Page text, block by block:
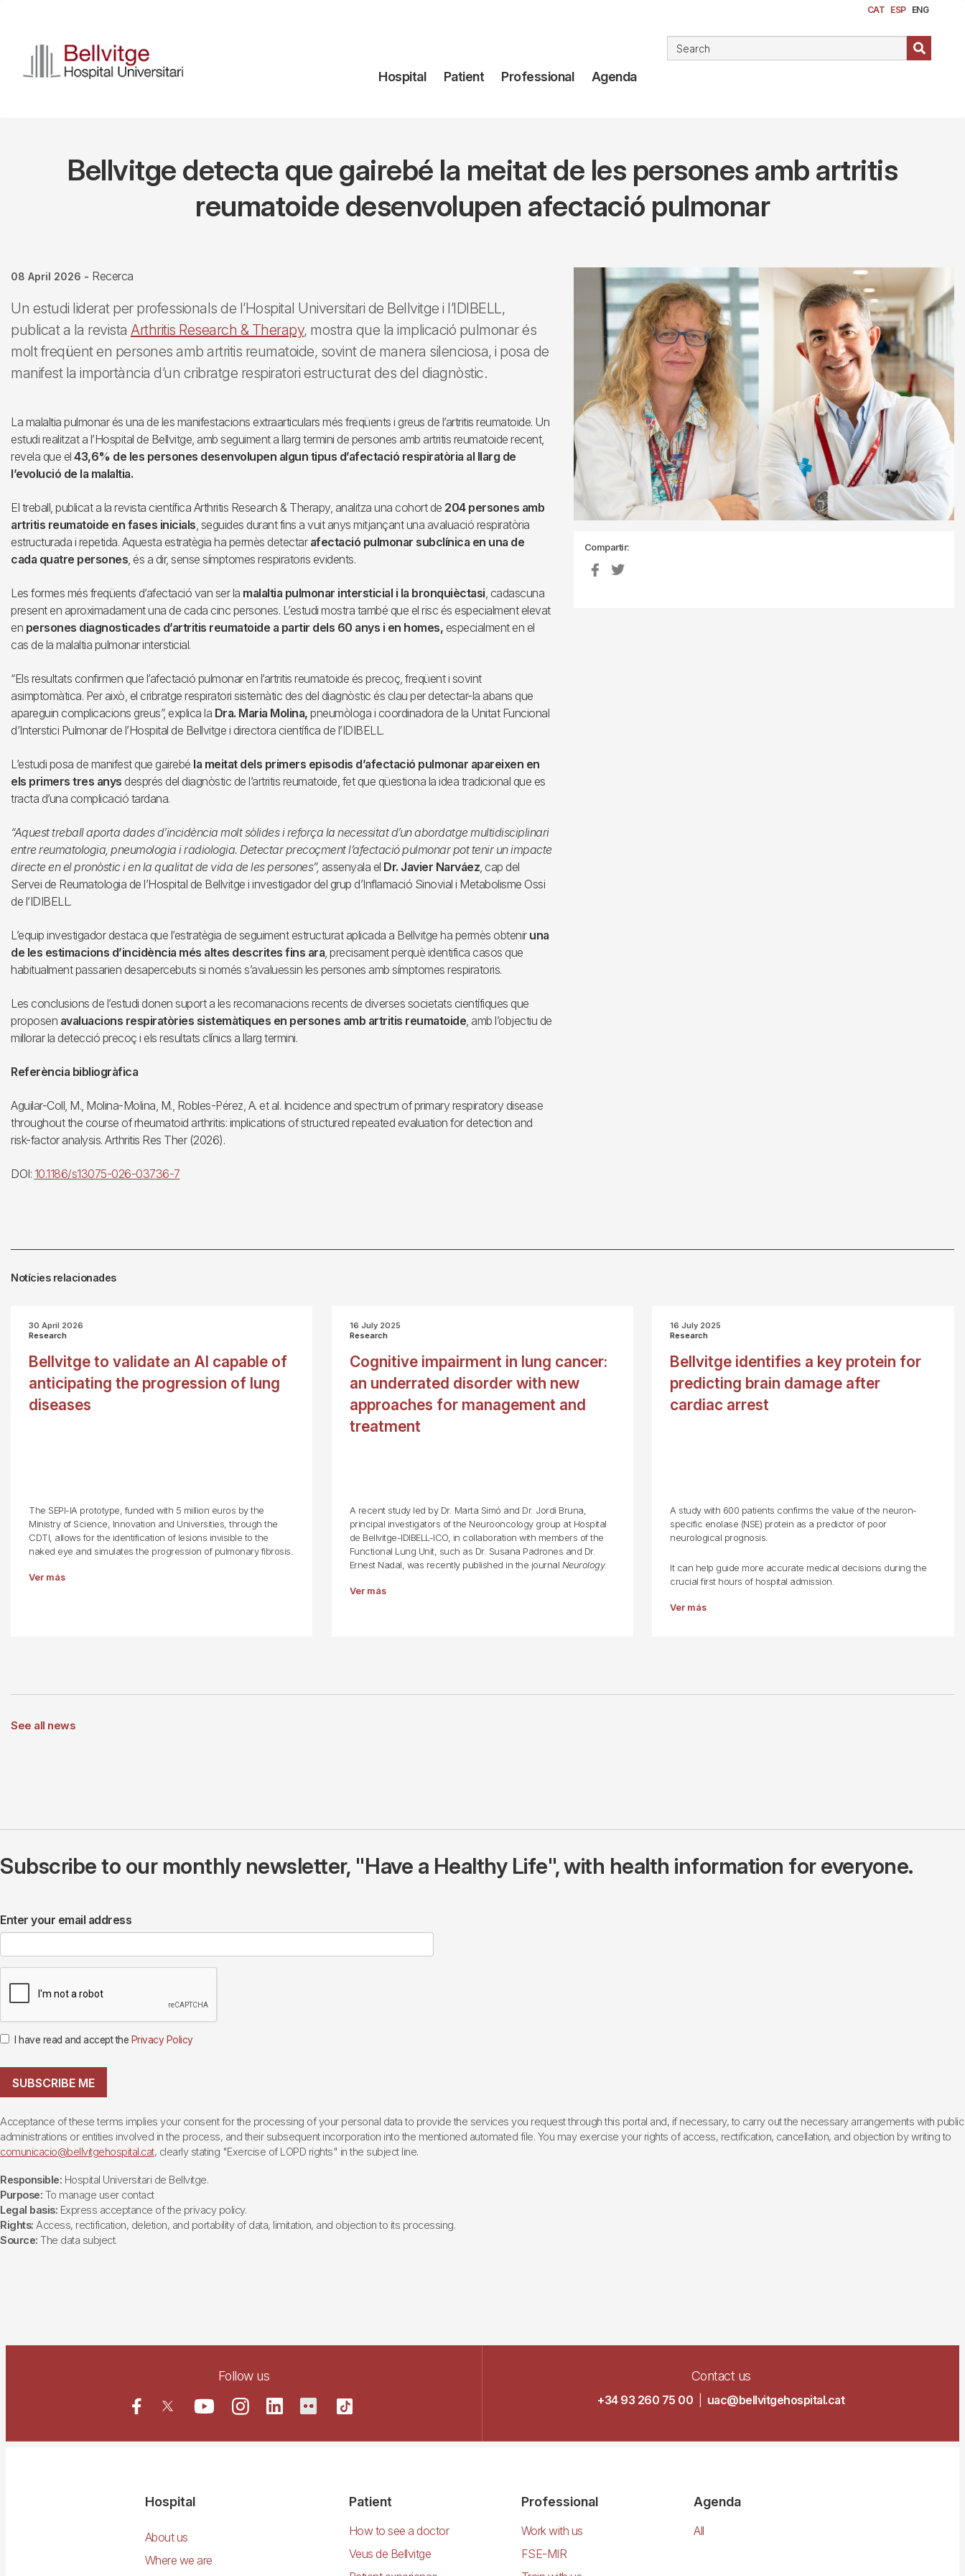
content
CAT ESP ENG
Navegación
Hospital Patient Professional Agenda
Bellvitge detecta que gairebé la meitat de les persones amb artritis
reumatoide desenvolupen afectació pulmonar
08 April 2026 - Recerca
Un estudi liderat per professionals de l’Hospital Universitari de Bellvitge i l’IDIBELL,
publicat a la revista Arthritis Research & Therapy, mostra que la implicació pulmonar és
molt freqüent en persones amb artritis reumatoide, sovint de manera silenciosa, i posa de
manifest la importància d’un cribratge respiratori estructurat des del diagnòstic.
La malaltia pulmonar és una de les manifestacions extraarticulars més freqüents i greus de l’artritis reumatoide. Un
estudi realitzat a l’Hospital de Bellvitge, amb seguiment a llarg termini de persones amb artritis reumatoide recent,
revela que el 43,6% de les persones desenvolupen algun tipus d’afectació respiratòria al llarg de
l’evolució de la malaltia.
El treball, publicat a la revista científica Arthritis Research & Therapy, analitza una cohort de 204 persones amb
artritis reumatoide en fases inicials, seguides durant fins a vuit anys mitjançant una avaluació respiratòria
estructurada i repetida. Aquesta estratègia ha permès detectar afectació pulmonar subclínica en una de
cada quatre persones, és a dir, sense símptomes respiratoris evidents.
Les formes més freqüents d’afectació van ser la malaltia pulmonar intersticial i la bronquièctasi, cadascuna
present en aproximadament una de cada cinc persones. L’estudi mostra també que el risc és especialment elevat
en persones diagnosticades d’artritis reumatoide a partir dels 60 anys i en homes, especialment en el
cas de la malaltia pulmonar intersticial.
“Els resultats confirmen que l’afectació pulmonar en l’artritis reumatoide és precoç, freqüent i sovint
asimptomàtica. Per això, el cribratge respiratori sistemàtic des del diagnòstic és clau per detectar-la abans que
apareguin complicacions greus”, explica la Dra. Maria Molina, pneumòloga i coordinadora de la Unitat Funcional
d’Interstici Pulmonar de l’Hospital de Bellvitge i directora científica de l’IDIBELL.
L’estudi posa de manifest que gairebé la meitat dels primers episodis d’afectació pulmonar apareixen en
els primers tres anys després del diagnòstic de l’artritis reumatoide, fet que qüestiona la idea tradicional que es
tracta d’una complicació tardana.
“Aquest treball aporta dades d’incidència molt sòlides i reforça la necessitat d’un abordatge multidisciplinari
entre reumatologia, pneumologia i radiologia. Detectar precoçment l’afectació pulmonar pot tenir un impacte
directe en el pronòstic i en la qualitat de vida de les persones”, assenyala el Dr. Javier Narváez, cap del
Servei de Reumatologia de l’Hospital de Bellvitge i investigador del grup d’Inflamació Sinovial i Metabolisme Ossi
de l’IDIBELL.
L’equip investigador destaca que l’estratègia de seguiment estructurat aplicada a Bellvitge ha permès obtenir una
de les estimacions d’incidència més altes descrites fins ara, precisament perquè identifica casos que
habitualment passarien desapercebuts si només s’avaluessin les persones amb símptomes respiratoris.
Les conclusions de l’estudi donen suport a les recomanacions recents de diverses societats científiques que
proposen avaluacions respiratòries sistemàtiques en persones amb artritis reumatoide, amb l’objectiu de
millorar la detecció precoç i els resultats clínics a llarg termini.
Referència bibliogràfica
Aguilar-Coll, M., Molina-Molina, M., Robles-Pérez, A. et al. Incidence and spectrum of primary respiratory disease
throughout the course of rheumatoid arthritis: implications of structured repeated evaluation for detection and
risk-factor analysis. Arthritis Res Ther (2026).
DOI: 10.1186/s13075-026-03736-7
Compartir:
Notícies relacionades
30 April 2026
Research
Bellvitge to validate an AI capable of
anticipating the progression of lung
diseases
The SEPI-IA prototype, funded with 5 million euros by the
Ministry of Science, Innovation and Universities, through the
CDTI, allows for the identification of lesions invisible to the
naked eye and simulates the progression of pulmonary fibrosis.
Ver más
16 July 2025
Research
Cognitive impairment in lung cancer:
an underrated disorder with new
approaches for management and
treatment
A recent study led by Dr. Marta Simó and Dr. Jordi Bruna,
principal investigators of the Neurooncology group at Hospital
de Bellvitge-IDIBELL-ICO, in collaboration with members of the
Functional Lung Unit, such as Dr. Susana Padrones and Dr.
Ernest Nadal, was recently published in the journal Neurology.
Ver más
16 July 2025
Research
Bellvitge identifies a key protein for
predicting brain damage after
cardiac arrest
A study with 600 patients confirms the value of the neuron-
specific enolase (NSE) protein as a predictor of poor
neurological prognosis.
It can help guide more accurate medical decisions during the
crucial first hours of hospital admission.
Ver más
See all news
Subscribe to our monthly newsletter, "Have a Healthy Life", with health information for everyone.
Enter your email address
I have read and accept the Privacy Policy
SUBSCRIBE ME
Acceptance of these terms implies your consent for the processing of your personal data to provide the services you request through this portal and, if necessary, to carry out the necessary arrangements with public
administrations or entities involved in the process, and their subsequent incorporation into the mentioned automated file. You may exercise your rights of access, rectification, cancellation, and objection by writing to
comunicacio@bellvitgehospital.cat, clearly stating "Exercise of LOPD rights" in the subject line.
Responsible: Hospital Universitari de Bellvitge.
Purpose: To manage user contact
Legal basis: Express acceptance of the privacy policy.
Rights: Access, rectification, deletion, and portability of data, limitation, and objection to its processing.
Source: The data subject.
Follow us Contact us
+34 93 260 75 00 uac@bellvitgehospital.cat
Hospital
About us
Where we are
Patient
How to see a doctor
Veus de Bellvitge
Professional
Work with us
FSE-MIR
Agenda
All